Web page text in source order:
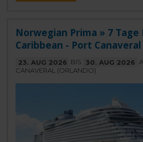
Norwegian Prima » 7 Tage
Caribbean - Port Canaveral
23. AUG 2026 BIS 30. AUG 2026
CANAVERAL (ORLANDO)